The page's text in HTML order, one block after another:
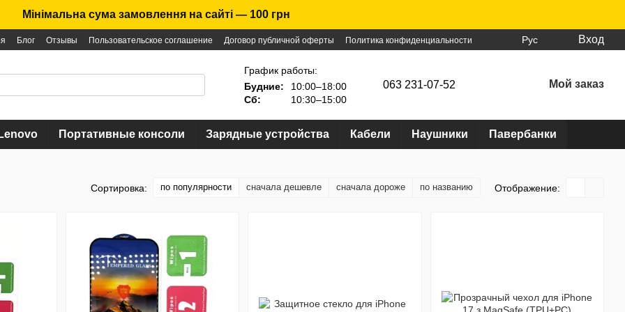
Мінімальна сума замовлення на сайті — 100 грн
Блог Отзывы Пользовательское соглашение Договор публичной оферты Политика конфиденциальности Рус Вход
График работы:
Будние:
10:00–18:00
Сб:
10:30–15:00
063 231-07-52 Мой заказ
Lenovo Портативные консоли Зарядные устройства Кабели Наушники Павербанки
Сортировка: по популярности сначала дешевле сначала дороже по названию Отображение: